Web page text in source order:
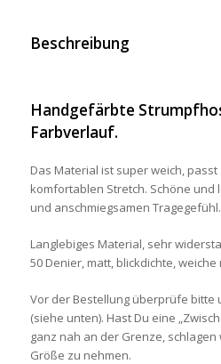
Beschreibung
Handgefärbte
Farbverlauf.
Das Material ist super weich,
komfortablen Stretch. Schöne und
und anschmiegsamen Tragegefühl.
Langlebiges Material, sehr
50 Denier, matt, blickdichte,
Vor der Bestellung überprüfe bitte
(siehe unten). Hast Du eine
ganz nah an der Grenze,
Größe zu nehmen.